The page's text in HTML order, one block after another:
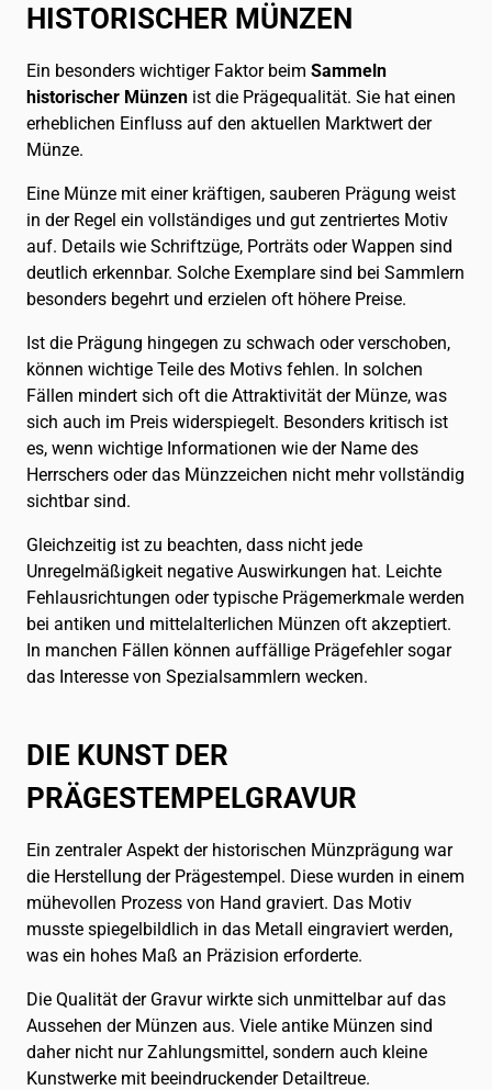
HISTORISCHER MÜNZEN
Ein besonders wichtiger Faktor beim Sammeln
historischer Münzen ist die Prägequalität. Sie hat einen
erheblichen Einfluss auf den aktuellen Marktwert der
Münze.
Eine Münze mit einer kräftigen, sauberen Prägung weist
in der Regel ein vollständiges und gut zentriertes Motiv
auf. Details wie Schriftzüge, Porträts oder Wappen sind
deutlich erkennbar. Solche Exemplare sind bei Sammlern
besonders begehrt und erzielen oft höhere Preise.
Ist die Prägung hingegen zu schwach oder verschoben,
können wichtige Teile des Motivs fehlen. In solchen
Fällen mindert sich oft die Attraktivität der Münze, was
sich auch im Preis widerspiegelt. Besonders kritisch ist
es, wenn wichtige Informationen wie der Name des
Herrschers oder das Münzzeichen nicht mehr vollständig
sichtbar sind.
Gleichzeitig ist zu beachten, dass nicht jede
Unregelmäßigkeit negative Auswirkungen hat. Leichte
Fehlausrichtungen oder typische Prägemerkmale werden
bei antiken und mittelalterlichen Münzen oft akzeptiert.
In manchen Fällen können auffällige Prägefehler sogar
das Interesse von Spezialsammlern wecken.
DIE KUNST DER
PRÄGESTEMPELGRAVUR
Ein zentraler Aspekt der historischen Münzprägung war
die Herstellung der Prägestempel. Diese wurden in einem
mühevollen Prozess von Hand graviert. Das Motiv
musste spiegelbildlich in das Metall eingraviert werden,
was ein hohes Maß an Präzision erforderte.
Die Qualität der Gravur wirkte sich unmittelbar auf das
Aussehen der Münzen aus. Viele antike Münzen sind
daher nicht nur Zahlungsmittel, sondern auch kleine
Kunstwerke mit beeindruckender Detailtreue.